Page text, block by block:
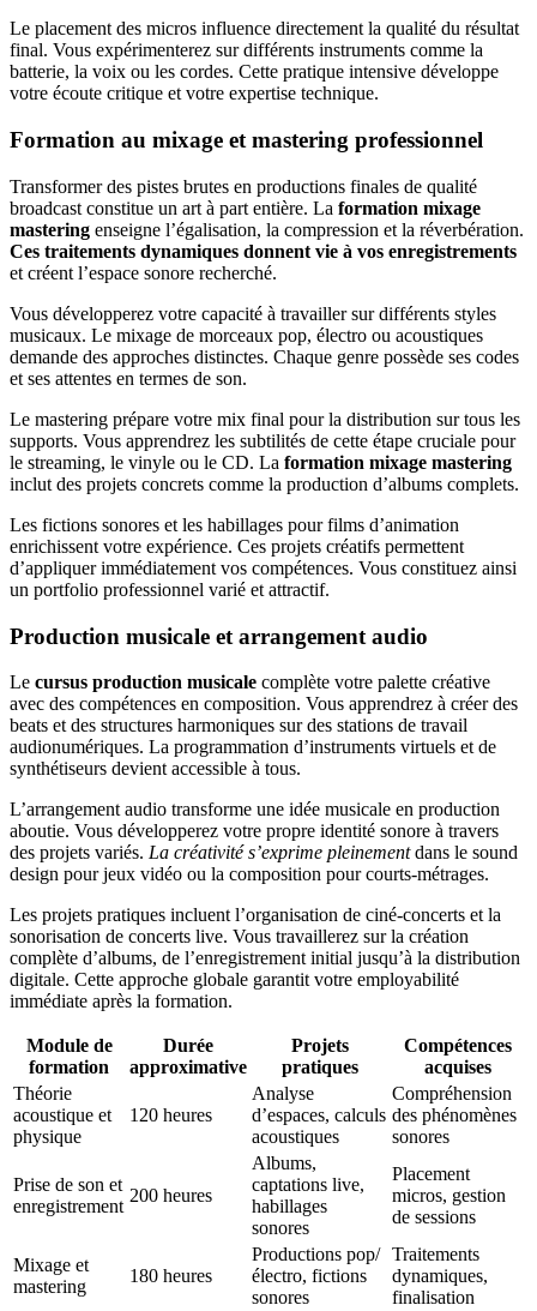
Le placement des micros influence directement la qualité du résultat
final. Vous expérimenterez sur différents instruments comme la
batterie, la voix ou les cordes. Cette pratique intensive développe
votre écoute critique et votre expertise technique.
Formation au mixage et mastering professionnel
Transformer des pistes brutes en productions finales de qualité
broadcast constitue un art à part entière. La formation mixage
mastering enseigne l’égalisation, la compression et la réverbération.
Ces traitements dynamiques donnent vie à vos enregistrements
et créent l’espace sonore recherché.
Vous développerez votre capacité à travailler sur différents styles
musicaux. Le mixage de morceaux pop, électro ou acoustiques
demande des approches distinctes. Chaque genre possède ses codes
et ses attentes en termes de son.
Le mastering prépare votre mix final pour la distribution sur tous les
supports. Vous apprendrez les subtilités de cette étape cruciale pour
le streaming, le vinyle ou le CD. La formation mixage mastering
inclut des projets concrets comme la production d’albums complets.
Les fictions sonores et les habillages pour films d’animation
enrichissent votre expérience. Ces projets créatifs permettent
d’appliquer immédiatement vos compétences. Vous constituez ainsi
un portfolio professionnel varié et attractif.
Production musicale et arrangement audio
Le cursus production musicale complète votre palette créative
avec des compétences en composition. Vous apprendrez à créer des
beats et des structures harmoniques sur des stations de travail
audionumériques. La programmation d’instruments virtuels et de
synthétiseurs devient accessible à tous.
L’arrangement audio transforme une idée musicale en production
aboutie. Vous développerez votre propre identité sonore à travers
des projets variés. La créativité s’exprime pleinementdans le sound
design pour jeux vidéo ou la composition pour courts-métrages.
Les projets pratiques incluent l’organisation de ciné-concerts et la
sonorisation de concerts live. Vous travaillerez sur la création
complète d’albums, de l’enregistrement initial jusqu’à la distribution
digitale. Cette approche globale garantit votre employabilité
immédiate après la formation.
Module de
formation
Durée
approximative
Projets
pratiques
Compétences
acquises
Théorie
acoustique et
physique
120 heures
Analyse
d’espaces, calculs
acoustiques
Compréhension
des phénomènes
sonores
Prise de son et
enregistrement
200 heures
Albums,
captations live,
habillages
sonores
Placement
micros, gestion
de sessions
Mixage et
mastering
180 heures
Productions pop/
électro, fictions
sonores
Traitements
dynamiques,
finalisation